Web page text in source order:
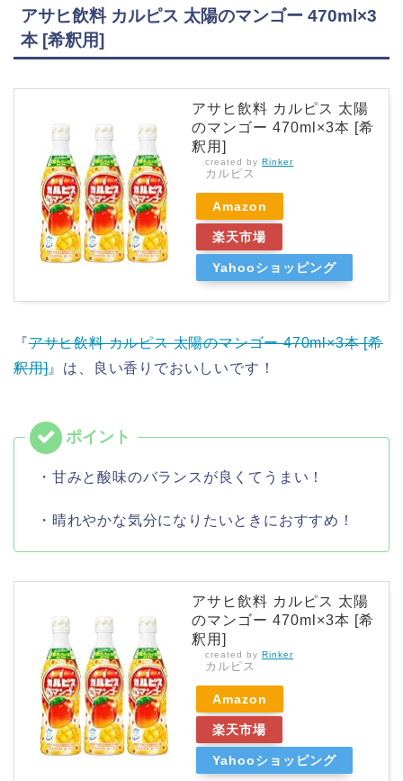
アサヒ飲料 カルピス 太陽のマンゴー 470ml×3
本 [希釈用]
アサヒ飲料 カルピス 太陽
のマンゴー 470ml×3本 [希
釈用]
created by Rinker
カルピス
Amazon
楽天市場
Yahooショッピング
『アサヒ飲料 カルピス 太陽のマンゴー 470ml×3本 [希
釈用]』は、良い香りでおいしいです！
・甘みと酸味のバランスが良くてうまい！
・晴れやかな気分になりたいときにおすすめ！
アサヒ飲料 カルピス 太陽
のマンゴー 470ml×3本 [希
釈用]
created by Rinker
カルピス
Amazon
楽天市場
Yahooショッピング